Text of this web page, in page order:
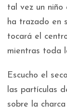
tal vez un niño
ha trazado en
tocará el
mientras toda
Escucho el
las partículas
sobre la charca